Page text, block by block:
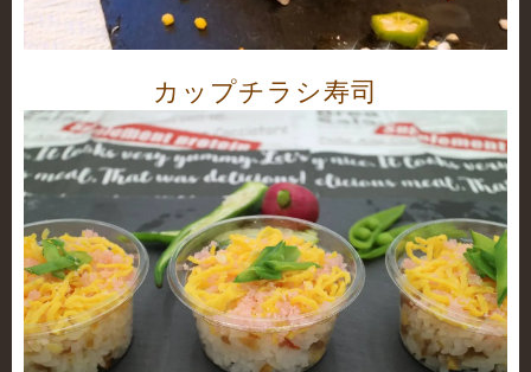
カップチラシ寿司